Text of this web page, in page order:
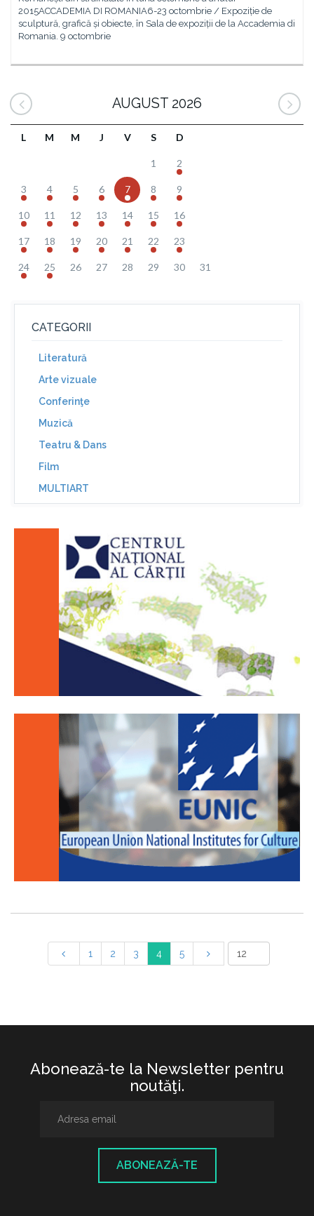
2015ACCADEMIA DI ROMANIA6-23 octombrie / Expoziție de
sculptură, grafică și obiecte, în Sala de expoziții de la Accademia di
Romania. 9 octombrie
AUGUST 2026
L M M J V S D
1 2
3 4 5 6 7 8 9
10 11 12 13 14 15 16
17 18 19 20 21 22 23
24 25 26 27 28 29 30 31
CATEGORII
Literatură
Arte vizuale
Conferinţe
Muzică
Teatru & Dans
Film
MULTIART
1 2 3 4 5
Abonează-te la Newsletter pentru
noutăţi.
ABONEAZĂ-TE